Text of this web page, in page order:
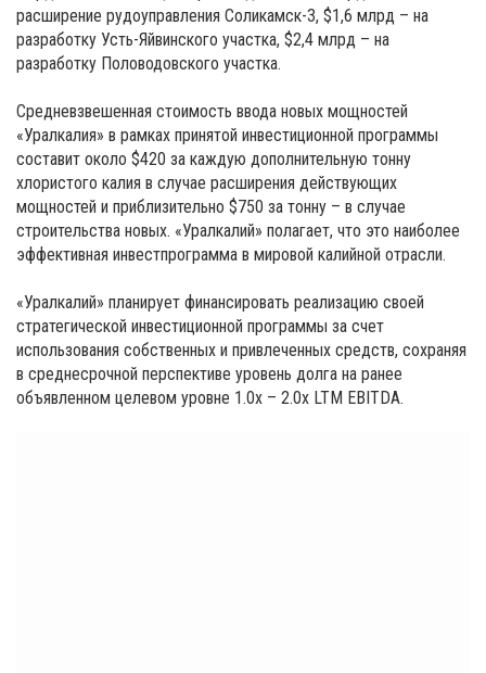
расширение рудоуправления Соликамск-3, $1,6 млрд – на
разработку Усть-Яйвинского участка, $2,4 млрд – на
разработку Половодовского участка.
Средневзвешенная стоимость ввода новых мощностей
«Уралкалия» в рамках принятой инвестиционной программы
составит около $420 за каждую дополнительную тонну
хлористого калия в случае расширения действующих
мощностей и приблизительно $750 за тонну – в случае
строительства новых. «Уралкалий» полагает, что это наиболее
эффективная инвестпрограмма в мировой калийной отрасли.
«Уралкалий» планирует финансировать реализацию своей
стратегической инвестиционной программы за счет
использования собственных и привлеченных средств, сохраняя
в среднесрочной перспективе уровень долга на ранее
объявленном целевом уровне 1.0x – 2.0x LTM EBITDA.